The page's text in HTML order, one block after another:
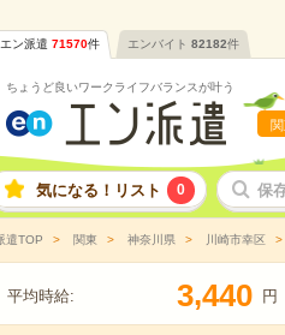
エン派遣 71570件 エンバイト 82182件
ちょうど良いワークライフバランスが叶う
気になる！リスト 0 保
遣TOP 関東 神奈川県 川崎市幸区
平均時給: 3,440 円